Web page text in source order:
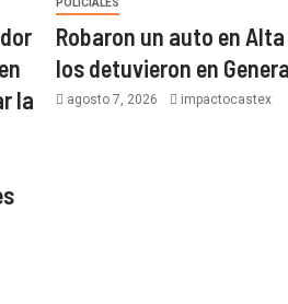
la
POLICIALES
Robaron un auto en
los detuvieron en
agosto 7, 2026 impactocastex